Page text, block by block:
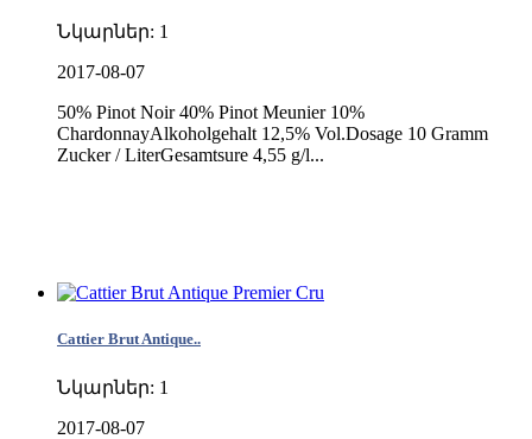
Նկարներ: 1
2017-08-07
50% Pinot Noir 40% Pinot Meunier 10%
ChardonnayAlkoholgehalt 12,5% Vol.Dosage 10 Gramm
Zucker / LiterGesamtsure 4,55 g/l...
Cattier Brut Antique..
Նկարներ: 1
2017-08-07